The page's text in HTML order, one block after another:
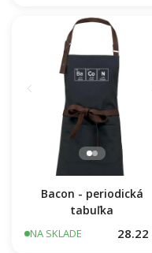
Bacon - periodická
tabuľka